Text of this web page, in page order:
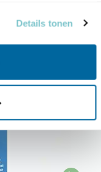
Details tonen